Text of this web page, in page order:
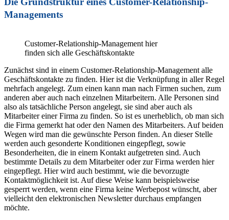
Managements
Customer-Relationship-Management hier
finden sich alle Geschäftskontakte
Zunächst sind in einem Customer-Relationship-Management alle
Geschäftskontakte zu finden. Hier ist die Verknüpfung in aller Regel
mehrfach angelegt. Zum einen kann man nach Firmen suchen, zum
anderen aber auch nach einzelnen Mitarbeitern. Alle Personen sind
also als tatsächliche Person angelegt, sie sind aber auch als
Mitarbeiter einer Firma zu finden. So ist es unerheblich, ob man sich
die Firma gemerkt hat oder den Namen des Mitarbeiters. Auf beiden
Wegen wird man die gewünschte Person finden. An dieser Stelle
werden auch gesonderte Konditionen eingepflegt, sowie
Besonderheiten, die in einem Kontakt aufgetreten sind. Auch
bestimmte Details zu dem Mitarbeiter oder zur Firma werden hier
eingepflegt. Hier wird auch bestimmt, wie die bevorzugte
Kontaktmöglichkeit ist. Auf diese Weise kann beispielsweise
gesperrt werden, wenn eine Firma keine Werbepost wünscht, aber
vielleicht den elektronischen Newsletter durchaus empfangen
möchte.